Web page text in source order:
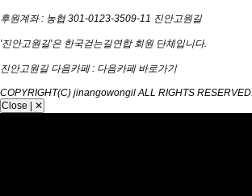
후원계좌 : 농협 301-0123-3509-11 진안고원길
'진안고원길'은 한국걷는길연합 회원 단체입니다.
진안고원길 다음카페 : 다음카페 바로가기
COPYRIGHT(C) jinangowongil ALL RIGHTS RESERVED.
Close | ✕